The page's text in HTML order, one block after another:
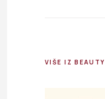
VIŠE IZ BEAUTY